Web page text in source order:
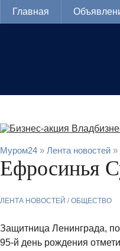
Главная
Муром24 » Лента новостей »
Ефросинья
ЛЕНТА НОВОСТЕЙ / ОБЩЕСТВО
Защитница Ленинграда,
95-й день рождения